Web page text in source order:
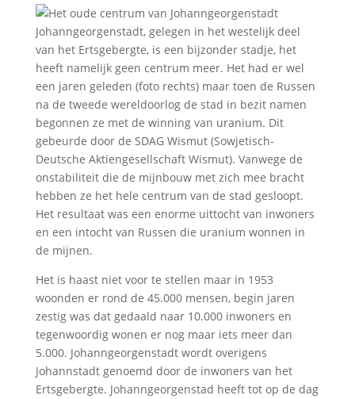
Johanngeorgenstadt, gelegen in het westelijk deel
van het Ertsgebergte, is een bijzonder stadje, het
heeft namelijk geen centrum meer. Het had er wel
een jaren geleden (foto rechts) maar toen de Russen
na de tweede wereldoorlog de stad in bezit namen
begonnen ze met de winning van uranium. Dit
gebeurde door de SDAG Wismut (Sowjetisch-
Deutsche Aktiengesellschaft Wismut). Vanwege de
onstabiliteit die de mijnbouw met zich mee bracht
hebben ze het hele centrum van de stad gesloopt.
Het resultaat was een enorme uittocht van inwoners
en een intocht van Russen die uranium wonnen in
de mijnen.
Het is haast niet voor te stellen maar in 1953
woonden er rond de 45.000 mensen, begin jaren
zestig was dat gedaald naar 10.000 inwoners en
tegenwoordig wonen er nog maar iets meer dan
5.000. Johanngeorgenstadt wordt overigens
Johannstadt genoemd door de inwoners van het
Ertsgebergte. Johanngeorgenstad heeft tot op de dag